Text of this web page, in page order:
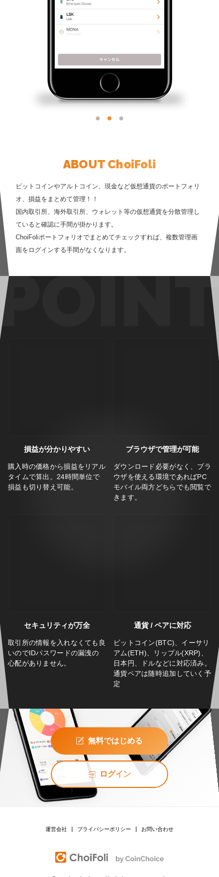
ABOUT ChoiFoli
ビットコインやアルトコイン、現金など仮想通貨のポートフォリ
オ、損益をまとめて管理！！
国内取引所、海外取引所、ウォレット等の仮想通貨を分散管理し
ていると確認に手間が掛かります。
ChoiFoliポートフォリオでまとめてチェックすれば、複数管理画
面をログインする手間がなくなります。
損益が分かりやすい
購入時の価格から損益をリアル
タイムで算出。24時間単位で
損益も切り替え可能。
ブラウザで管理が可能
ダウンロード必要がなく、ブラ
ウザを使える環境であればPC
モバイル両方どちらでも閲覧で
きます。
セキュリティが万全
取引所の情報を入れなくても良
いのでIDパスワードの漏洩の
心配がありません。
通貨 / ペアに対応
ビットコイン(BTC)、イーサリ
アム(ETH)、リップル(XRP)、
日本円、ドルなどに対応済み。
通貨ペアは随時追加していく予
定
無料ではじめる
ログイン
運営会社 プライバシーポリシー お問い合わせ